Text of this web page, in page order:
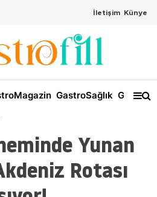
İletişim Künye
GastroSağlık
Yunan
Rotası